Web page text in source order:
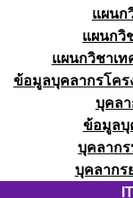
แผนก
แผนกวิ
แผนกวิชาเ
ข้อมูลบุคลากรโคร
บุคลา
ข้อมูลบุ
บุคลากร
บุคลากร